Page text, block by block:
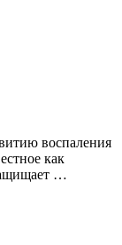
воспаления
как
…